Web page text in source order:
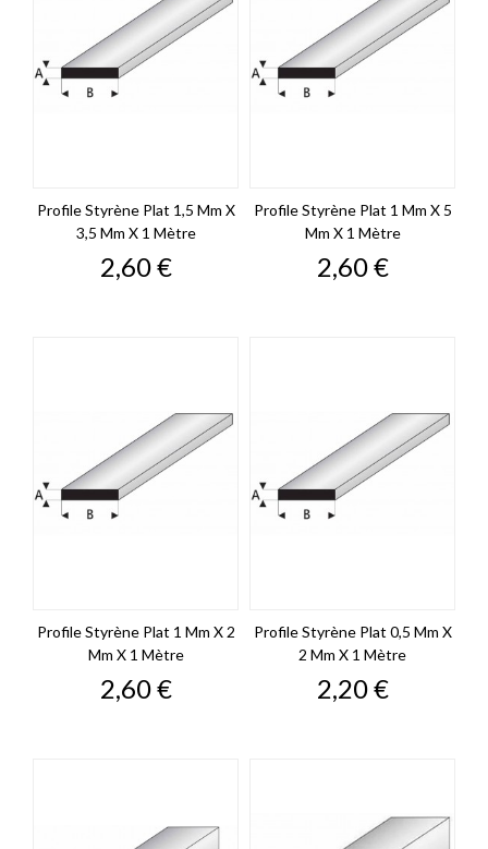
Profile Styrène Plat 1,5 Mm X
3,5 Mm X 1 Mètre
Prix
2,60 €
Profile Styrène Plat 1 Mm X 5
Mm X 1 Mètre
Prix
2,60 €
Profile Styrène Plat 1 Mm X 2
Mm X 1 Mètre
Prix
2,60 €
Profile Styrène Plat 0,5 Mm X
2 Mm X 1 Mètre
Prix
2,20 €